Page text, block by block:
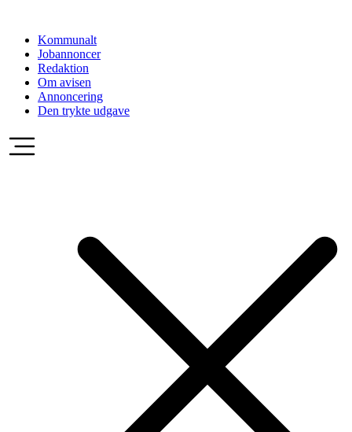
indholdKommunalt
Jobannoncer
Redaktion
Om avisen
Annoncering
Den trykte udgave